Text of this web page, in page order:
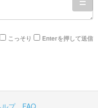
こっそり Enterを押して送信
プ FAQ